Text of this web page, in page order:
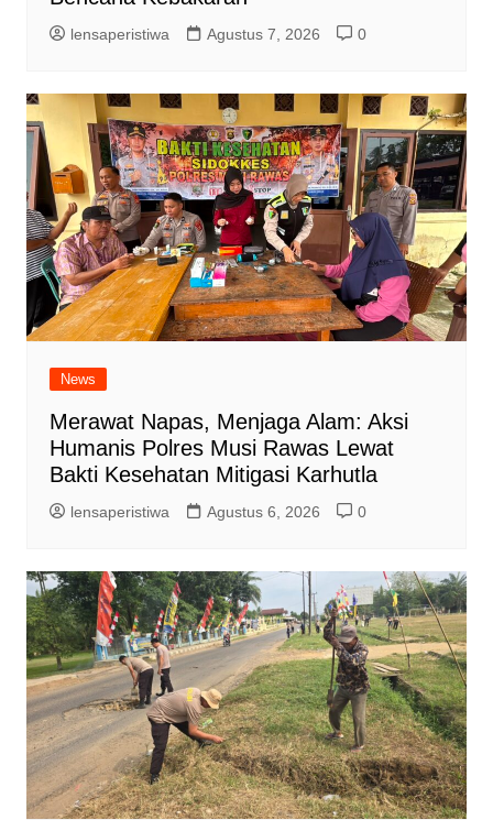
lensaperistiwa Agustus 7, 2026 0
News
Merawat Napas, Menjaga Alam: Aksi
Humanis Polres Musi Rawas Lewat
Bakti Kesehatan Mitigasi Karhutla
lensaperistiwa Agustus 6, 2026 0